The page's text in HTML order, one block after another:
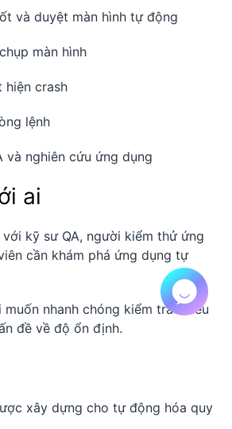
và duyệt màn hình tự động
màn hình
hiện crash
lệnh
và nghiên cứu ứng dụng
ai
kỹ sư QA, người kiểm thử ứng
cần khám phá ứng dụng tự
nhanh chóng kiểm tra nhiều
đề về độ ổn định.
xây dựng cho tự động hóa quy